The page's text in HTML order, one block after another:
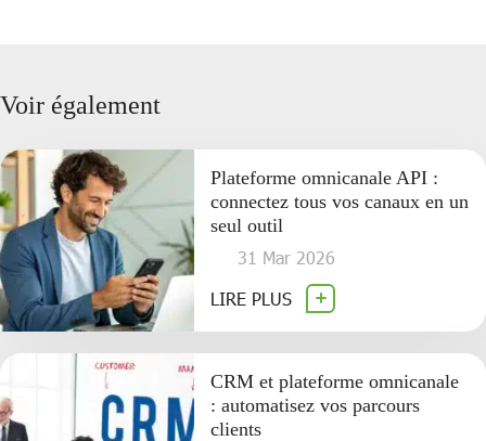
Voir également
Plateforme omnicanale API :
connectez tous vos canaux en un
seul outil
31 Mar 2026
LIRE PLUS
CRM et plateforme omnicanale
: automatisez vos parcours
clients